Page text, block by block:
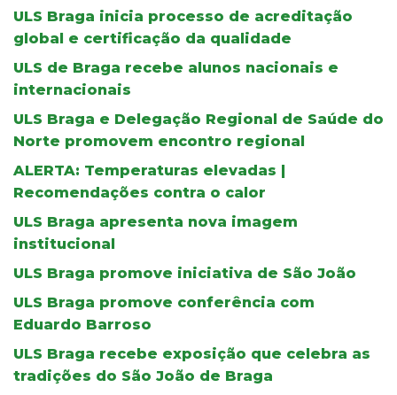
ULS Braga inicia processo de acreditação
global e certificação da qualidade
ULS de Braga recebe alunos nacionais e
internacionais
ULS Braga e Delegação Regional de Saúde do
Norte promovem encontro regional
ALERTA: Temperaturas elevadas |
Recomendações contra o calor
ULS Braga apresenta nova imagem
institucional
ULS Braga promove iniciativa de São João
ULS Braga promove conferência com
Eduardo Barroso
ULS Braga recebe exposição que celebra as
tradições do São João de Braga